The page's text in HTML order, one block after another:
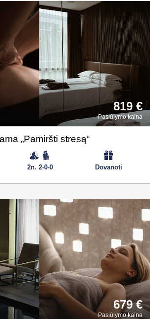
819 €
Pasiūlymo kaina
„Pamiršti stresą“
Dovanoti
2n. 2-0-0
679 €
Pasiūlymo kaina